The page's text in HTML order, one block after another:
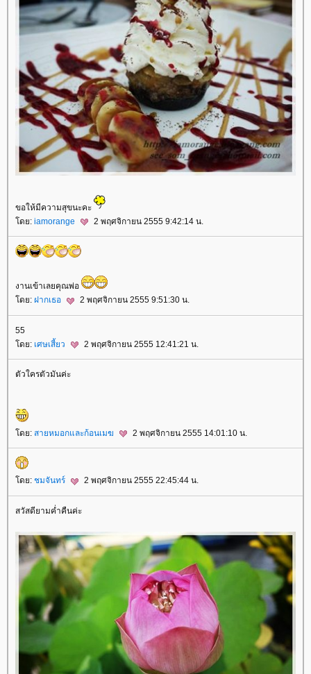
ขอให้มีความสุขนะคะ
ดย: iamorange 2 พฤศจิกายน 2555 9:42:14 น.
งานเข้าเลยคุณพ่อ
ดย: ฝากเธอ 2 พฤศจิกายน 2555 9:51:30 น.
55
ดย: เศษเสี้ยว 2 พฤศจิกายน 2555 12:41:21 น.
ตัวใครตัวมันค่ะ
ดย: สายหมอกและก้อนเมฆ 2 พฤศจิกายน 2555 14:01:10 น.
ดย: ชมจันทร์ 2 พฤศจิกายน 2555 22:45:44 น.
สวัสดียามค่ำคืนค่ะ